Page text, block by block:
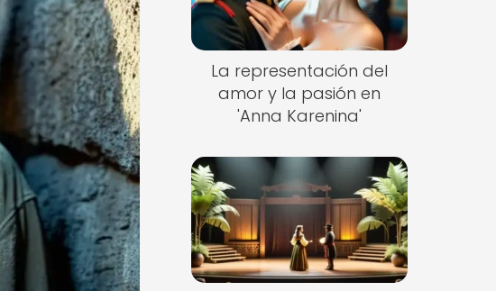
La representación del
amor y la pasión en
'Anna Karenina'